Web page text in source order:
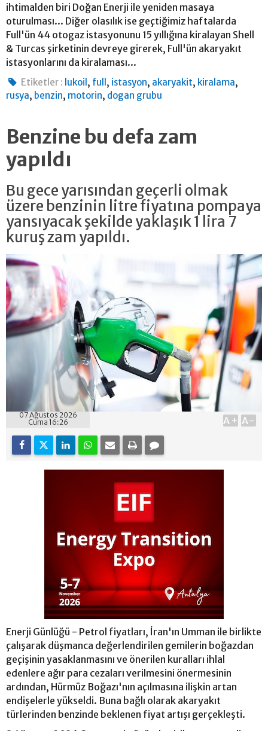
ihtimalden biri Doğan Enerji ile yeniden masaya
oturulması... Diğer olasılık ise geçtiğimiz haftalarda
Full'ün 44 otogaz istasyonunu 15 yıllığına kiralayan Shell
& Turcas şirketinin devreye girerek, Full'ün akaryakıt
istasyonlarını da kiralaması...
Etiketler : lukoil , full , istasyon, akaryakit, kiralama,
rusya, benzin, motorin, dogan grubu
Benzine bu defa zam
yapıldı
Bu gece yarısından geçerli olmak
üzere benzinin litre fiyatına pompaya
yansıyacak şekilde yaklaşık 1 lira 7
kuruş zam yapıldı.
07 Ağustos 2026
Cuma 16:26
A+ A-
Enerji Günlüğü - Petrol fiyatları, İran'ın Umman ile birlikte
çalışarak düşmanca değerlendirilen gemilerin boğazdan
geçişinin yasaklanmasını ve önerilen kuralları ihlal
edenlere ağır para cezaları verilmesini önermesinin
ardından, Hürmüz Boğazı'nın açılmasına ilişkin artan
endişelerle yükseldi. Buna bağlı olarak akaryakıt
türlerinden benzinde beklenen fiyat artışı gerçekleşti.